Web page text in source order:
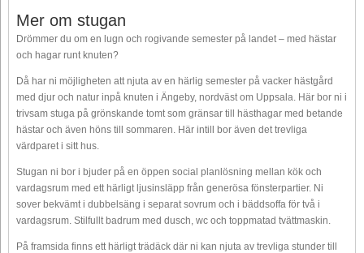
Mer om stugan
Drömmer du om en lugn och rogivande semester på landet – med hästar
och hagar runt knuten?
Då har ni möjligheten att njuta av en härlig semester på vacker hästgård
med djur och natur inpå knuten i Ängeby, nordväst om Uppsala. Här bor ni i
trivsam stuga på grönskande tomt som gränsar till hästhagar med betande
hästar och även höns till sommaren. Här intill bor även det trevliga
värdparet i sitt hus.
Stugan ni bor i bjuder på en öppen social planlösning mellan kök och
vardagsrum med ett härligt ljusinsläpp från generösa fönsterpartier. Ni
sover bekvämt i dubbelsäng i separat sovrum och i bäddsoffa för två i
vardagsrum. Stilfullt badrum med dusch, wc och toppmatad tvättmaskin.
På framsida finns ett härligt trädäck där ni kan njuta av trevliga stunder till